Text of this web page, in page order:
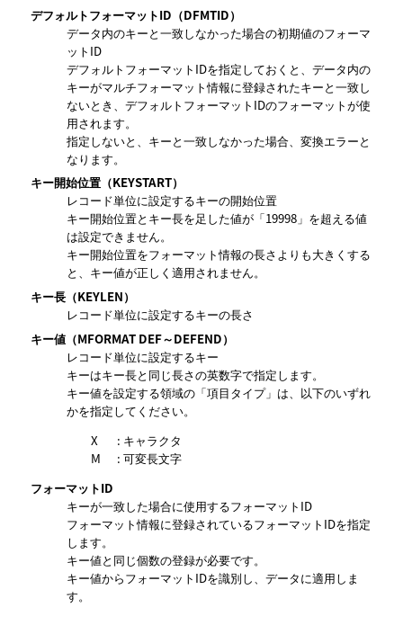
デフォルトフォーマットID （DFMTID）
データ内のキーと一致しなかった場合の初期値のフォーマ
ットID
デフォルトフォーマットIDを指定しておくと、データ内の
キーがマルチフォーマット情報に登録されたキーと一致し
ないとき、デフォルトフォーマットIDのフォーマットが使
用されます。
指定しないと、キーと一致しなかった場合、変換エラーと
なります。
キー開始位置 （KEYSTART）
レコード単位に設定するキーの開始位置
キー開始位置とキー長を足した値が「19998」を超える値
は設定できません。
キー開始位置をフォーマット情報の長さよりも大きくする
と、キー値が正しく適用されません。
キー長 （KEYLEN）
レコード単位に設定するキーの長さ
キー値 （MFORMAT DEF～DEFEND）
レコード単位に設定するキー
キーはキー長と同じ長さの英数字で指定します。
キー値を設定する領域の
項目タイプ
は、以下のいずれ
かを指定してください。
X
: キャラクタ
M
: 可変長文字
フォーマットID
キーが一致した場合に使用するフォーマットID
フォーマット情報に登録されているフォーマットIDを指定
します。
キー値と同じ個数の登録が必要です。
キー値からフォーマットIDを識別し、データに適用しま
す。